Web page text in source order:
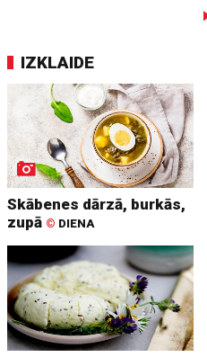
IZKLAIDE
Skābenes dārzā, burkās,
zupā © DIENA